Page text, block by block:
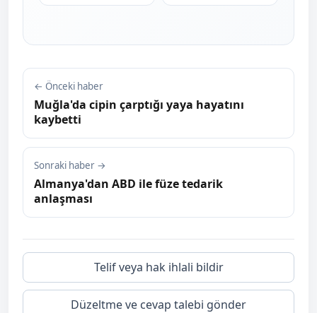
← Önceki haber
Muğla'da cipin çarptığı yaya hayatını
kaybetti
Sonraki haber →
Almanya'dan ABD ile füze tedarik
anlaşması
Telif veya hak ihlali bildir
Düzeltme ve cevap talebi gönder